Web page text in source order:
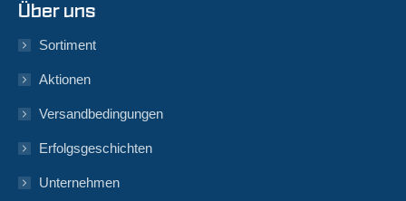
Über uns
Sortiment
Aktionen
Versandbedingungen
Erfolgsgeschichten
Unternehmen